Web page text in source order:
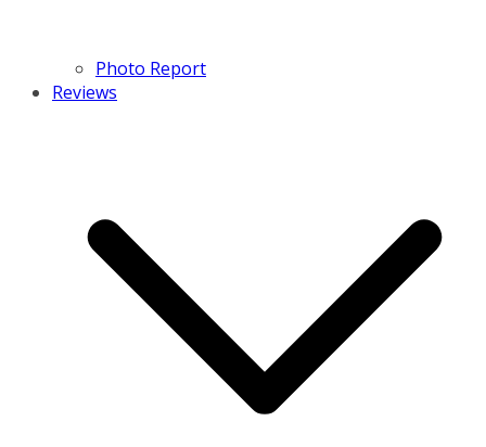
Photo Report
Reviews